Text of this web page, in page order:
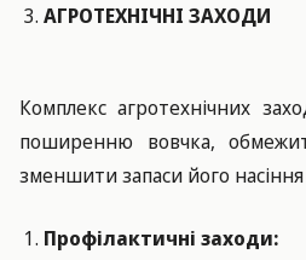
АГРОТЕХНІЧНІ ЗАХОДИ
Комплекс агротехнічних
поширенню вовчка,
зменшити запаси його насіння
Профілактичні заходи: